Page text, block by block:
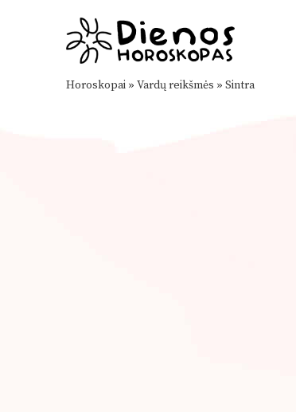
Horoskopai » Vardų reikšmės » Sintra